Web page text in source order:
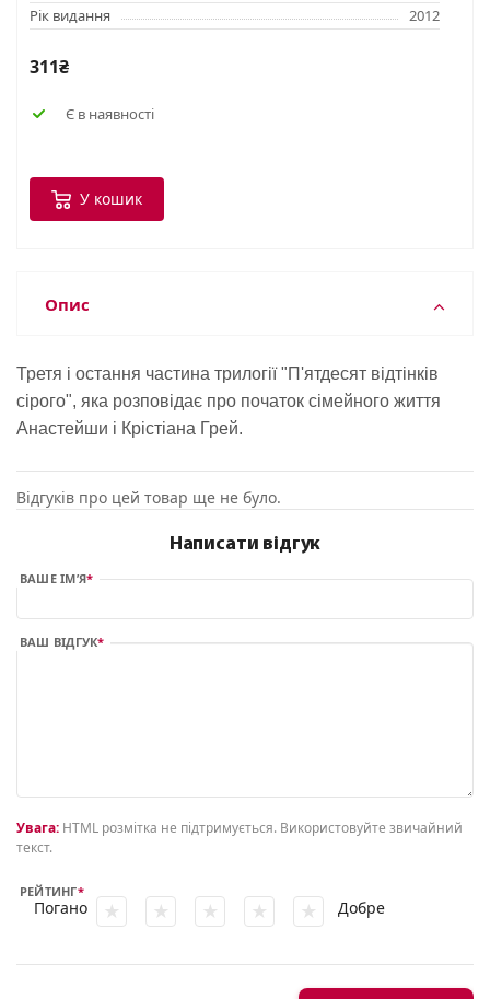
Рік видання
2012
311₴
Є в наявності
У кошик
Опис
Третя і остання частина трилогії "П'ятдесят відтінків
сірого", яка розповідає про початок сімейного життя
Анастейши і Крістіана Грей.
Відгуків про цей товар ще не було.
Написати відгук
ВАШЕ ІМ’Я
ВАШ ВІДГУК
Увага: HTML розмітка не підтримується. Використовуйте звичайний
текст.
РЕЙТИНГ
Погано Добре